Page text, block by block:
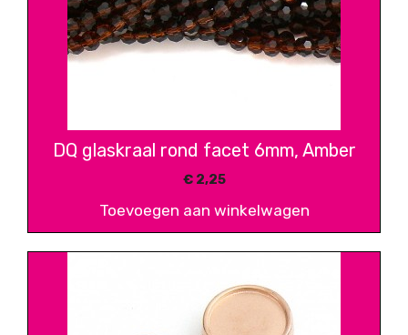
DQ glaskraal rond facet 6mm, Amber
€2,25
Toevoegen aan winkelwagen